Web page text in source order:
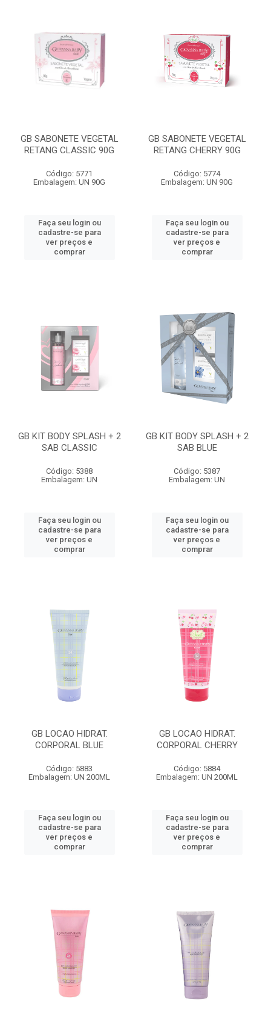
GB SABONETE VEGETAL
RETANG CLASSIC 90G
Código: 5771
Embalagem: UN 90G
Faça seu login ou
cadastre-se para
ver preços e
comprar
GB SABONETE VEGETAL
RETANG CHERRY 90G
Código: 5774
Embalagem: UN 90G
Faça seu login ou
cadastre-se para
ver preços e
comprar
GB KIT BODY SPLASH + 2
SAB CLASSIC
Código: 5388
Embalagem: UN
Faça seu login ou
cadastre-se para
ver preços e
comprar
GB KIT BODY SPLASH + 2
SAB BLUE
Código: 5387
Embalagem: UN
Faça seu login ou
cadastre-se para
ver preços e
comprar
GB LOCAO HIDRAT.
CORPORAL BLUE
Código: 5883
Embalagem: UN 200ML
Faça seu login ou
cadastre-se para
ver preços e
comprar
GB LOCAO HIDRAT.
CORPORAL CHERRY
Código: 5884
Embalagem: UN 200ML
Faça seu login ou
cadastre-se para
ver preços e
comprar